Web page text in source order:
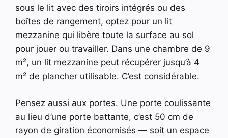
sous le lit avec des tiroirs intégrés ou des
boîtes de rangement, optez pour un lit
mezzanine qui libère toute la surface au sol
pour jouer ou travailler. Dans une chambre de 9
m², un lit mezzanine peut récupérer jusqu’à 4
m² de plancher utilisable. C’est considérable.
Pensez aussi aux portes. Une porte coulissante
au lieu d’une porte battante, c’est 50 cm de
rayon de giration économisés — soit un espace